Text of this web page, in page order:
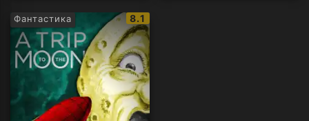
Фантастика
IMDb
рейтинг:
8.1